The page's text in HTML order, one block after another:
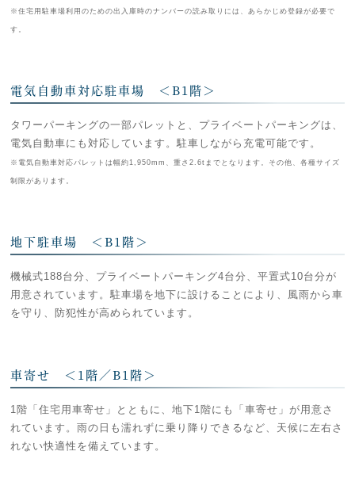
※住宅用駐車場利用のための出入庫時のナンバーの読み取りには、あらかじめ登録が必要で
す。
電気自動車対応駐車場 ＜B1階＞
タワーパーキングの一部パレットと、プライベートパーキングは、
電気自動車にも対応しています。駐車しながら充電可能です。
※電気自動車対応パレットは幅約1,950mm、重さ2.6tまでとなります。その他、各種サイズ
制限があります。
地下駐車場 ＜B1階＞
機械式188台分、プライベートパーキング4台分、平置式10台分が
用意されています。駐車場を地下に設けることにより、風雨から車
を守り、防犯性が高められています。
車寄せ ＜1階／B1階＞
1階「住宅用車寄せ」とともに、地下1階にも「車寄せ」が用意さ
れています。雨の日も濡れずに乗り降りできるなど、天候に左右さ
れない快適性を備えています。